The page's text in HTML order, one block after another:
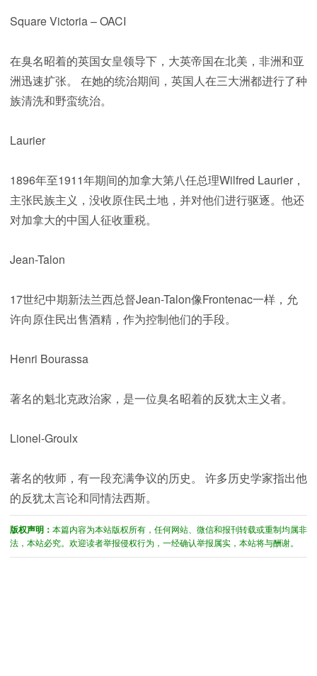
Square Victoria – OACI
在臭名昭着的英国女皇领导下，大英帝国在北美，非洲和亚
洲迅速扩张。 在她的统治期间，英国人在三大洲都进行了种
族清洗和野蛮统治。
Laurier
1896年至1911年期间的加拿大第八任总理Wilfred Laurier，
主张民族主义，没收原住民土地，并对他们进行驱逐。他还
对加拿大的中国人征收重税。
Jean-Talon
17世纪中期新法兰西总督Jean-Talon像Frontenac一样，允
许向原住民出售酒精，作为控制他们的手段。
Henri Bourassa
著名的魁北克政治家，是一位臭名昭着的反犹太主义者。
Lionel-Groulx
著名的牧师，有一段充满争议的历史。 许多历史学家指出他
的反犹太言论和同情法西斯。
版权声明： 本篇内容为本站版权所有，任何网站、微信和报刊转载或重制均属非
法，本站必究。欢迎读者举报侵权行为，一经确认举报属实，本站将与酬谢。